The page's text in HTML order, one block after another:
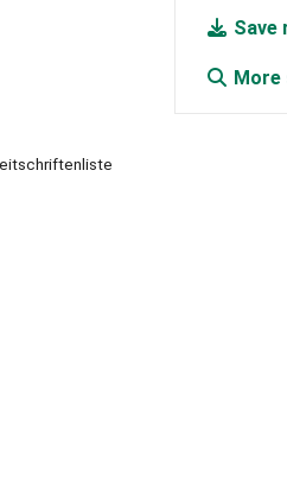
Save
More